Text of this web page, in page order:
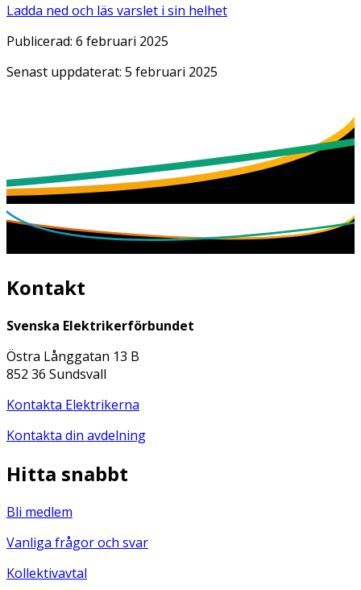
Ladda ned och läs varslet i sin helhet
Publicerad: 6 februari 2025
Senast uppdaterat: 5 februari 2025
Kontakt
Svenska Elektrikerförbundet
Östra Långgatan 13 B
852 36 Sundsvall
Kontakta Elektrikerna
Kontakta din avdelning
Hitta snabbt
Bli medlem
Vanliga frågor och svar
Kollektivavtal